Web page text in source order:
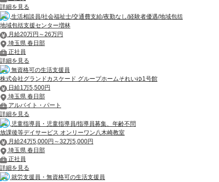
詳細を見る
生活相談員/社会福祉士/交通費支給/夜勤なし/経験者優遇/地域包括
地域包括支援センター増林
月給20万円～26万円
埼玉県 春日部
正社員
詳細を見る
無資格可の生活支援員
株式会社グランドカスケード グループホームそれいゆ1号館
日給1万5,500円
埼玉県 春日部
アルバイト・パート
詳細を見る
児童指導員・児童指導員/指導員募集、年齢不問
放課後等デイサービス オンリーワン八木崎教室
月給24万5,000円～32万5,000円
埼玉県 春日部
正社員
詳細を見る
就労支援員・無資格可の生活支援員